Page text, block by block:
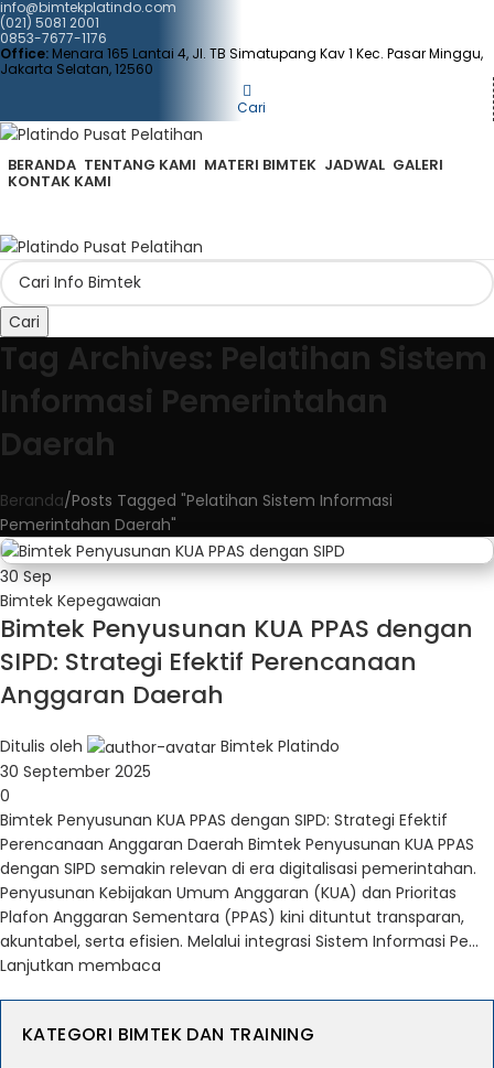
info@bimtekplatindo.com
(021) 5081 2001
0853-7677-1176
Office: Menara 165 Lantai 4, Jl. TB Simatupang Kav 1 Kec. Pasar Minggu,
Jakarta Selatan, 12560
Cari
BERANDA TENTANG KAMI MATERI BIMTEK JADWAL GALERI
KONTAK KAMI
Cari
Tag Archives: Pelatihan Sistem
Informasi Pemerintahan
Daerah
Beranda Posts Tagged "Pelatihan Sistem Informasi
Pemerintahan Daerah"
KATEGORI BIMTEK DAN TRAINING
30Sep
Bimtek Kepegawaian
Bimtek Penyusunan KUA PPAS dengan
SIPD: Strategi Efektif Perencanaan
Anggaran Daerah
Ditulis oleh
Bimtek Platindo
30 September 2025
0
Bimtek Penyusunan KUA PPAS dengan SIPD: Strategi Efektif
Perencanaan Anggaran Daerah Bimtek Penyusunan KUA PPAS
dengan SIPD semakin relevan di era digitalisasi pemerintahan.
Penyusunan Kebijakan Umum Anggaran (KUA) dan Prioritas
Plafon Anggaran Sementara (PPAS) kini dituntut transparan,
akuntabel, serta efisien. Melalui integrasi Sistem Informasi Pe...
Lanjutkan membaca